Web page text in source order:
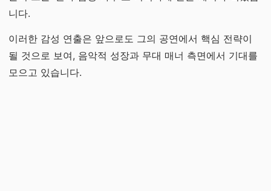
니다.
이러한 감성 연출은 앞으로도 그의 공연에서 핵심 전략이
될 것으로 보여, 음악적 성장과 무대 매너 측면에서 기대를
모으고 있습니다.